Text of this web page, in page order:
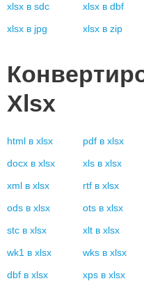
xlsx в sdc xlsx в dbf
xlsx в jpg xlsx в zip
Xlsx
html в xlsx pdf в xlsx
docx в xlsx xls в xlsx
xml в xlsx rtf в xlsx
ods в xlsx ots в xlsx
stc в xlsx xlt в xlsx
wk1 в xlsx wks в xlsx
dbf в xlsx xps в xlsx